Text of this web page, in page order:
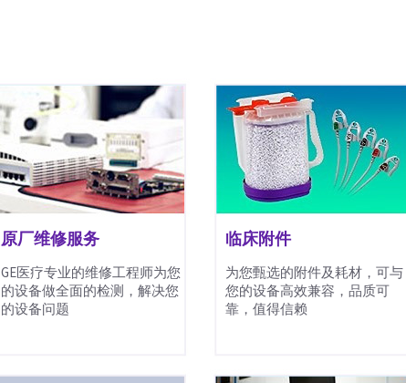
原厂维修服务
GE医疗专业的维修工程师为您
的设备做全面的检测，解决您
的设备问题
临床附件
为您甄选的附件及耗材，可与
您的设备高效兼容，品质可
靠，值得信赖